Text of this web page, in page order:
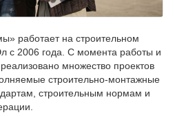
работает на строительном
с 2006 года. С момента работы и
множество проектов
строительно-монтажные
строительным нормам и